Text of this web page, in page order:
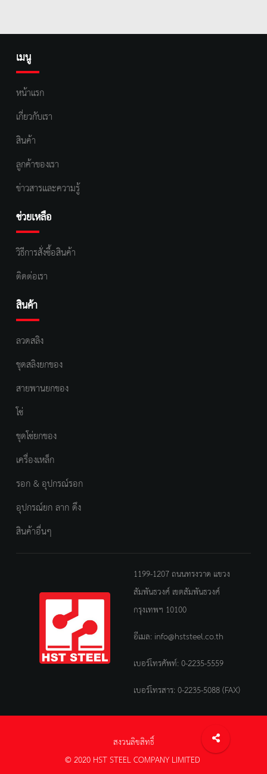
เมนู
หน้าแรก
เกี่ยวกับเรา
สินค้า
ลูกค้าของเรา
ข่าวสารและความรู้
ช่วยเหลือ
วิธีการสั่งซื้อสินค้า
ติดต่อเรา
สินค้า
ลวดสลิง
ชุดสลิงยกของ
สายพานยกของ
โซ่
ชุดโซ่ยกของ
เครื่องเหล็ก
รอก & อุปกรณ์รอก
อุปกรณ์ยก ลาก ดึง
สินค้าอื่นๆ
1199-1207 ถนนทรงวาด แขวง
สัมพันธวงศ์ เขตสัมพันธวงศ์
กรุงเทพฯ 10100
อีเมล: info@hststeel.co.th
เบอร์โทรศัพท์:0-2235-5559
เบอร์โทรสาร: 0-2235-5088 (FAX)
สงวนลิขสิทธิ์
© 2020 HST STEEL COMPANY LIMITED